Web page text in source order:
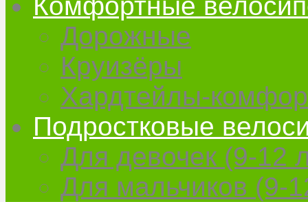
Дорожные
Круизёры
Хардтейлы-
Подростковые
Для девочек (9-12
Для мальчиков (9-